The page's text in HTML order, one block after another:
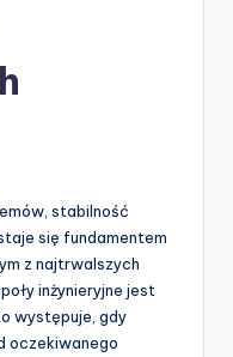
stabilność
się fundamentem
z najtrwalszych
inżynieryjne jest
występuje, gdy
oczekiwanego